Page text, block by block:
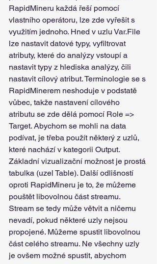
RapidMineru každá řeší pomocí
vlastního operátoru, lze zde vyřešit s
využitím jednoho. Hned v uzlu Var.File
lze nastavit datové typy, vyfiltrovat
atributy, které do analýzy vstoupí a
nastavit typy z hlediska analýzy, čili
nastavit cílový atribut. Terminologie se s
RapidMinerem neshoduje v podstatě
vůbec, takže nastavení cílového
atributu se zde dělá pomocí Role =>
Target. Abychom se mohli na data
podívat, je třeba použít některý z uzlů,
které nachází v kategorii Output.
Základní vizualizační možnost je prostá
tabulka (uzel Table). Další odlišností
oproti RapidMineru je to, že můžeme
pouštět libovolnou část streamu.
Stream se tedy může větvit a ničemu
nevadí, pokud některé uzly nejsou
propojené. Můžeme spustit libovolnou
část celého streamu. Ne všechny uzly
je ovšem možné spustit, abychom